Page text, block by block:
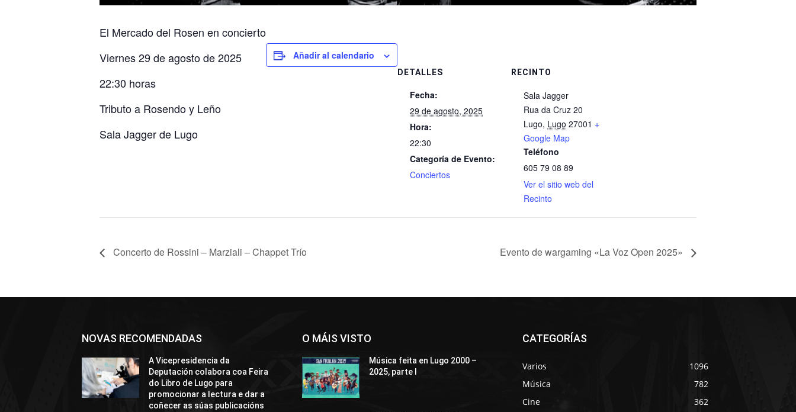
El Mercado del Rosen en concierto
Viernes 29 de agosto de 2025
22:30 horas
Tributo a Rosendo y Leño
Sala Jagger de Lugo
Añadir al calendario
DETALLES
Fecha:
29 de agosto, 2025
Hora:
22:30
Categoría de Evento:
Conciertos
RECINTO
Sala Jagger
Rua da Cruz 20
Lugo, Lugo 27001 +
Google Map
Teléfono
605 79 08 89
Ver el sitio web del
Recinto
Concerto de Rossini – Marziali – Chappet Trío Evento de wargaming «La Voz Open 2025»
NOVAS RECOMENDADAS
A Vicepresidencia da
Deputación colabora coa Feira
do Libro de Lugo para
promocionar a lectura e dar a
coñecer as súas publicacións
O MÁIS VISTO
Música feita en Lugo 2000 –
2025, parte I
CATEGORÍAS
Varios
1096
Música
782
Cine
362